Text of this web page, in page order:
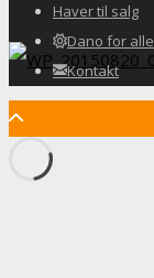
Haver til salg
Dano for alle
Kontakt